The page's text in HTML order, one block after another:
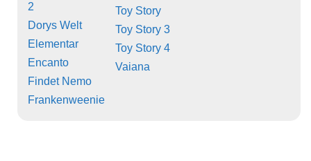
2
Dorys Welt
Elementar
Encanto
Findet Nemo
Frankenweenie
Toy Story
Toy Story 3
Toy Story 4
Vaiana